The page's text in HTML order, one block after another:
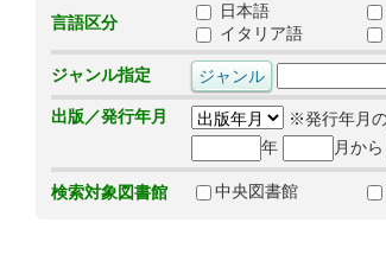
言語区分
日本語
イタリア語
ジャンル指定
出版／発行年月
※発行年月
年
月から
検索対象図書館 中央図書館